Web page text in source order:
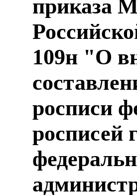
приказа
109н "О
росписи
росписей